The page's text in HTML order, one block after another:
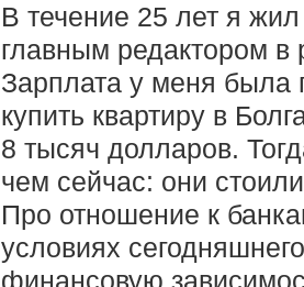
В течение 25 лет я
главным редактором в
Зарплата у меня была
купить квартиру в
8 тысяч долларов.
чем сейчас: они
Про отношение к
условиях